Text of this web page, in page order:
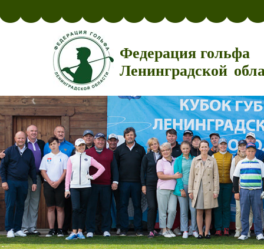
Федерация гольфа
Ленинградской